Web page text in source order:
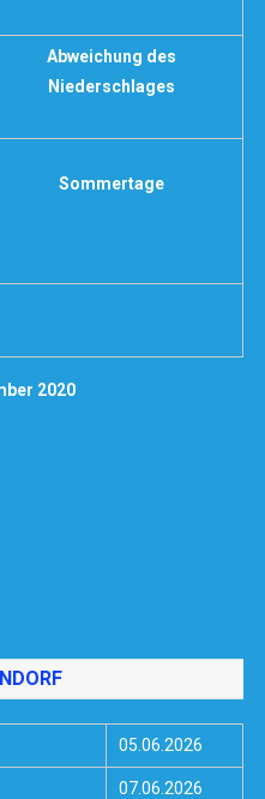
Abweichung des
Niederschlages
Sommertage
2020
05.06.2026
07.06.2026